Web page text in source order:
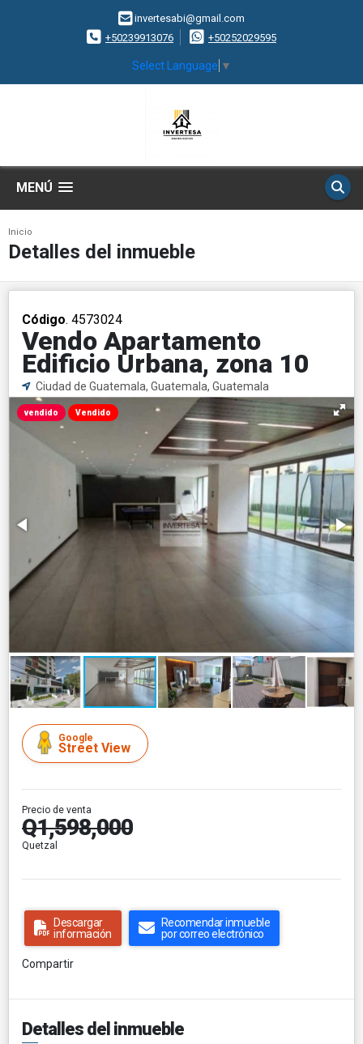
invertesabi@gmail.com
+50239913076
+50252029595
Select Language ▼
MENÚ
Inicio
Detalles del inmueble
Código. 4573024
Vendo Apartamento
Edificio Urbana, zona 10
Ciudad de Guatemala, Guatemala, Guatemala
vendido Vendido
Google
Street View
Precio de venta
Q1,598,000
Quetzal
Descargar
información
Recomendar inmueble
por correo electrónico
Compartir
Detalles del inmueble